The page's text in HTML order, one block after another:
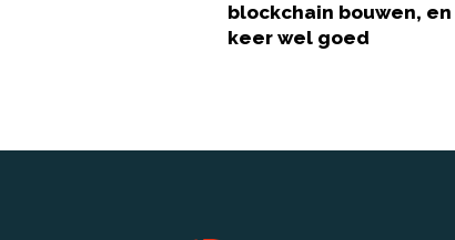
blockchain bouwen,
keer wel goed